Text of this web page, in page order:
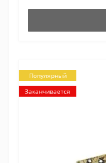
Популярный
Заканчивается